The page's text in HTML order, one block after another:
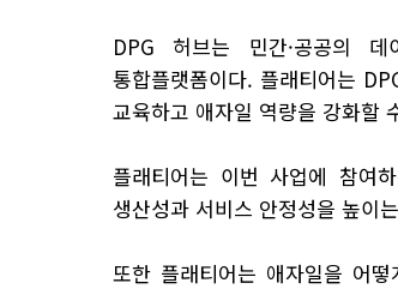
DPG 허브는 민간·공공의
통합플랫폼이다. 플래티어는
교육하고 애자일 역량을 강화할
플래티어는 이번 사업에 참여
생산성과 서비스 안정성을 높이
또한 플래티어는 애자일을 어